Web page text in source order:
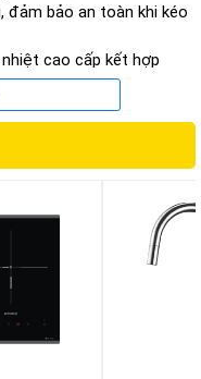
đảm bảo an toàn khi kéo
cao cấp kết hợp
duy trì độ bền sau
chế bám bẩn và dễ vệ
cho phép chuẩn bị
người. Bạn có thể chiên
con, làm khoai tây
món cùng lúc mà
mới